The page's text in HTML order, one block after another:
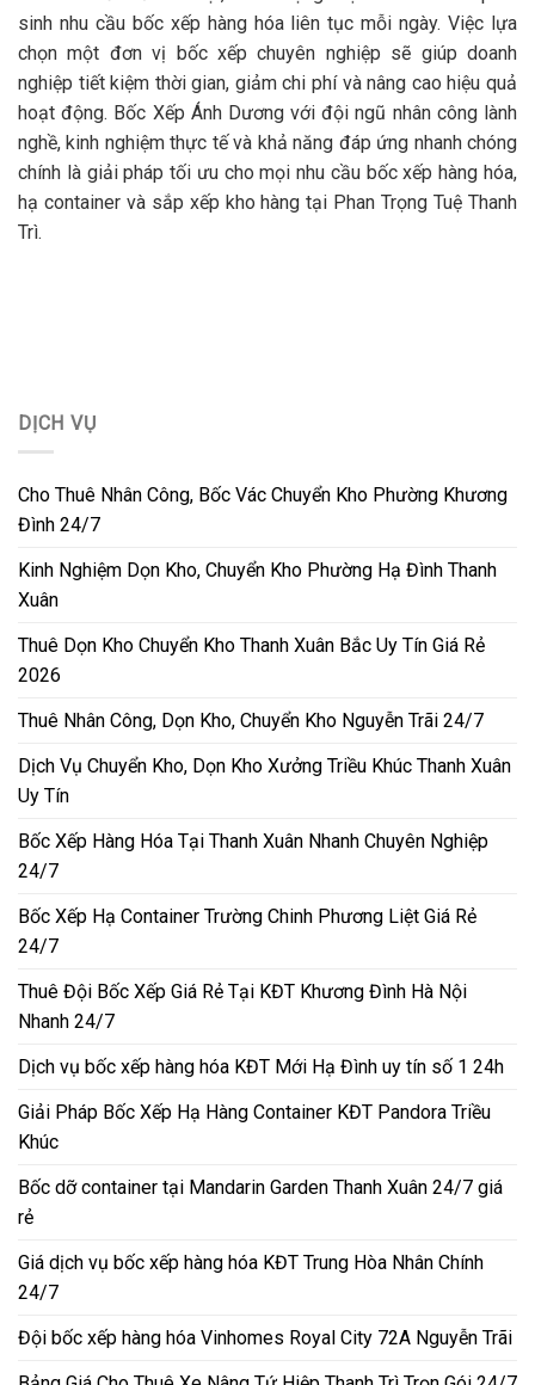
sinh nhu cầu bốc xếp hàng hóa liên tục mỗi ngày. Việc lựa
chọn một đơn vị bốc xếp chuyên nghiệp sẽ giúp doanh
nghiệp tiết kiệm thời gian, giảm chi phí và nâng cao hiệu quả
hoạt động. Bốc Xếp Ánh Dương với đội ngũ nhân công lành
nghề, kinh nghiệm thực tế và khả năng đáp ứng nhanh chóng
chính là giải pháp tối ưu cho mọi nhu cầu bốc xếp hàng hóa,
hạ container và sắp xếp kho hàng tại Phan Trọng Tuệ Thanh
Trì.
DỊCH VỤ
Cho Thuê Nhân Công, Bốc Vác Chuyển Kho Phường Khương
Đình 24/7
Kinh Nghiệm Dọn Kho, Chuyển Kho Phường Hạ Đình Thanh
Xuân
Thuê Dọn Kho Chuyển Kho Thanh Xuân Bắc Uy Tín Giá Rẻ
2026
Thuê Nhân Công, Dọn Kho, Chuyển Kho Nguyễn Trãi 24/7
Dịch Vụ Chuyển Kho, Dọn Kho Xưởng Triều Khúc Thanh Xuân
Uy Tín
Bốc Xếp Hàng Hóa Tại Thanh Xuân Nhanh Chuyên Nghiệp
24/7
Bốc Xếp Hạ Container Trường Chinh Phương Liệt Giá Rẻ
24/7
Thuê Đội Bốc Xếp Giá Rẻ Tại KĐT Khương Đình Hà Nội
Nhanh 24/7
Dịch vụ bốc xếp hàng hóa KĐT Mới Hạ Đình uy tín số 1 24h
Giải Pháp Bốc Xếp Hạ Hàng Container KĐT Pandora Triều
Khúc
Bốc dỡ container tại Mandarin Garden Thanh Xuân 24/7 giá
rẻ
Giá dịch vụ bốc xếp hàng hóa KĐT Trung Hòa Nhân Chính
24/7
Đội bốc xếp hàng hóa Vinhomes Royal City 72A Nguyễn Trãi